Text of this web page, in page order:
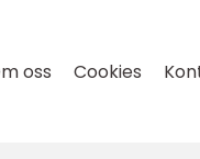
oss Cookies